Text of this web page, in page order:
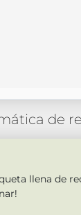
de
llena de